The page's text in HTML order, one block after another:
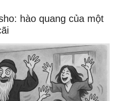
hào quang của một